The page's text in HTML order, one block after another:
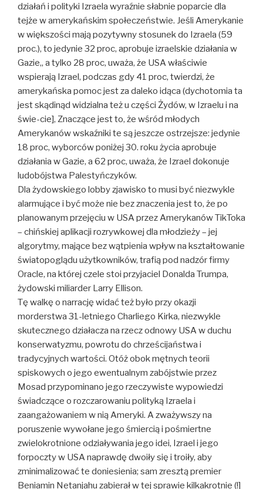
działań i polityki Izraela wyraźnie słabnie poparcie dla
tejże w amerykańskim społeczeństwie. Jeśli Amerykanie
w większości mają pozytywny stosunek do Izraela (59
proc.), to jedynie 32 proc, aprobuje izraelskie działania w
Gazie,, a tylko 28 proc, uważa, że USA właściwie
wspierają Izrael, podczas gdy 41 proc, twierdzi, że
amerykańska pomoc jest za daleko idąca (dychotomia ta
jest skądinąd widzialna też u części Żydów, w Izraelu i na
świe-cie], Znaczące jest to, że wśród młodych
Amerykanów wskaźniki te są jeszcze ostrzejsze: jedynie
18 proc, wyborców poniżej 30. roku życia aprobuje
działania w Gazie, a 62 proc, uważa, że Izrael dokonuje
ludobójstwa Palestyńczyków.
Dla żydowskiego lobby zjawisko to musi być niezwykle
alarmujące i być może nie bez znaczenia jest to, że po
planowanym przejęciu w USA przez Amerykanów TikToka
– chińskiej aplikacji rozrywkowej dla młodzieży – jej
algorytmy, mające bez wątpienia wpływ na kształtowanie
światopoglądu użytkowników, trafią pod nadzór firmy
Oracle, na której czele stoi przyjaciel Donalda Trumpa,
żydowski miliarder Larry Ellison.
Tę walkę o narrację widać też było przy okazji
morderstwa 31-letniego Charliego Kirka, niezwykle
skutecznego działacza na rzecz odnowy USA w duchu
konserwatyzmu, powrotu do chrześcijaństwa i
tradycyjnych wartości. Otóż obok mętnych teorii
spiskowych o jego ewentualnym zabójstwie przez
Mosad przypominano jego rzeczywiste wypowiedzi
świadczące o rozczarowaniu polityką Izraela i
zaangażowaniem w nią Ameryki. A zważywszy na
poruszenie wywołane jego śmiercią i pośmiertne
zwielokrotnione odziaływania jego idei, Izrael i jego
forpoczty w USA naprawdę dwoiły się i troiły, aby
zminimalizować te doniesienia; sam zresztą premier
Beniamin Netanjahu zabierał w tej sprawie kilkakrotnie (!]